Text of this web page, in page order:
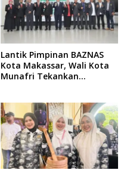
Lantik Pimpinan BAZNAS
Kota Makassar, Wali Kota
Munafri Tekankan
Data